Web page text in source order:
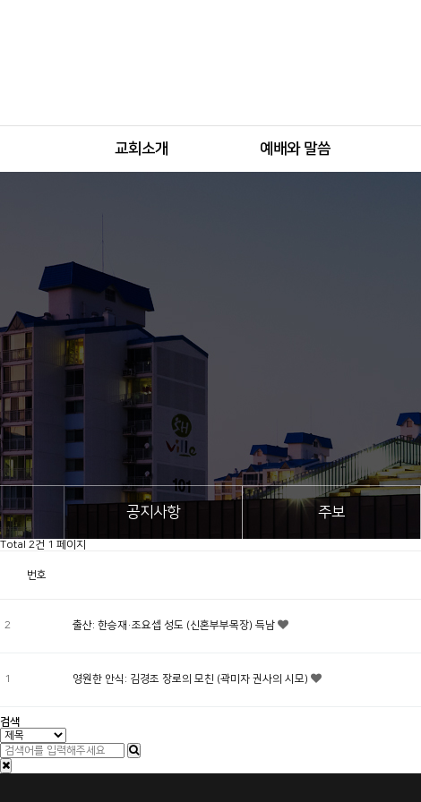
교회소개 예배와 말씀
공지사항 주보
Total 2건 1 페이지
번호
2 출산: 한승재·조요셉 성도 (신혼부부목장) 득남
1 영원한 안식: 김경조 장로의 모친 (곽미자 권사의 시모)
검색